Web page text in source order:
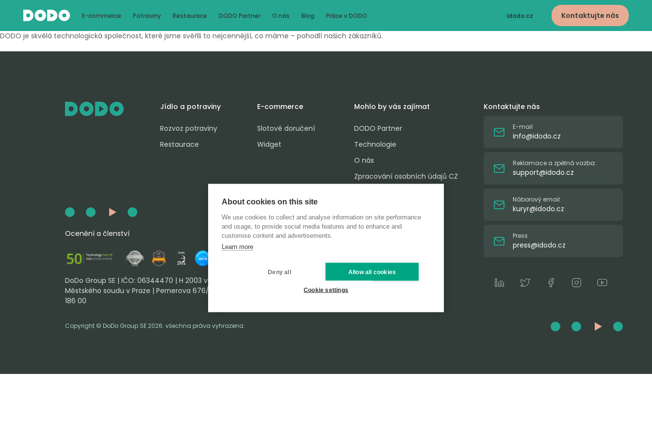
E-commerce Potraviny Restaurace DODO Partner O nás Blog Práce v DODO
idodo.cz
idodo.pl
idodo.group
Kontaktujte nás
DODO je skvělá technologická společnost, které jsme svěřili to nejcennější, co máme – pohodlí našich zákazníků.
Jídlo a potraviny
Rozvoz potraviny
Restaurace
E-commerce
Slotové doručení
Widget
Mohlo by vás zajímat
DODO Partner
Technologie
O nás
Zpracování osobních údajů CZ
Pro média
Kontaktujte nás
E-mail
info@idodo.cz
Reklamace a zpětná vazba:
support@idodo.cz
Náborový email
kuryr@idodo.cz
Press
press@idodo.cz
Ocenění a členství
DoDo Group SE | IČO: 06344470 | H 2003 vedená u
Městského soudu v Praze | Pernerova 676/51, Karlín, Praha 8,
186 00
Copyright © DoDo Group SE 2026. všechna práva vyhrazena.
About cookies on this site
We use cookies to collect and analyse information on site performance
and usage, to provide social media features and to enhance and
customise content and advertisements.
Learn more
Deny all Allow all cookies
Cookie settings